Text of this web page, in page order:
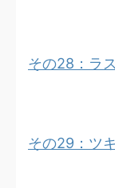
その28：ラ
その29：ツ